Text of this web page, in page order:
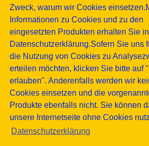
Zweck, warum wir Cookies
Informationen zu Cookies und zu den
eingesetzten Produkten erhalten Sie
Datenschutzerklärung.Sofern Sie uns
die Nutzung von Cookies zu
erteilen möchten, klicken Sie bitte auf
erlauben". Anderenfalls werden wir
Cookies einsetzen und die
Produkte ebenfalls nicht. Sie können
unsere Internetseite ohne Cookies
Datenschutzerklärung